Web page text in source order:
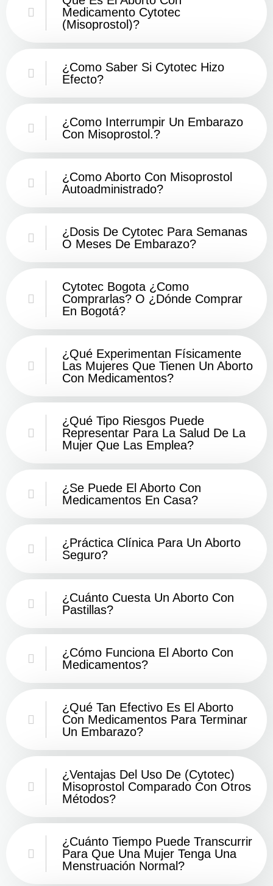
Medicamento Cytotec
(misoprostol)?
¿Como Saber Si Cytotec Hizo
Efecto?
¿como Interrumpir Un Embarazo
Con Misoprostol.?
¿Como Aborto Con Misoprostol
Autoadministrado?
¿Dosis De Cytotec Para Semanas
O Meses De Embarazo?
Cytotec Bogota ¿Como
Comprarlas? O ¿Dónde Comprar
En Bogotá?
¿Qué Experimentan Físicamente
Las Mujeres Que Tienen Un Aborto
Con Medicamentos?
¿Qué Tipo Riesgos Puede
Representar Para La Salud De La
Mujer Que Las Emplea?
¿Se Puede El Aborto Con
Medicamentos En Casa?
¿Práctica Clínica Para Un Aborto
Seguro?
¿Cuánto Cuesta Un Aborto Con
Pastillas?
¿Cómo Funciona El Aborto Con
Medicamentos?
¿Qué Tan Efectivo Es El Aborto
Con Medicamentos Para Terminar
Un Embarazo?
¿Ventajas Del Uso De (Cytotec)
Misoprostol Comparado Con Otros
Métodos?
¿Cuánto Tiempo Puede Transcurrir
Para Que Una Mujer Tenga Una
Menstruación Normal?